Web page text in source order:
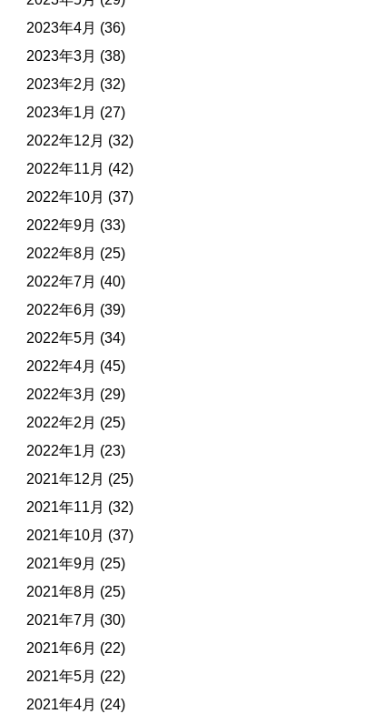
2023年4月 (36)
2023年3月 (38)
2023年2月 (32)
2023年1月 (27)
2022年12月 (32)
2022年11月 (42)
2022年10月 (37)
2022年9月 (33)
2022年8月 (25)
2022年7月 (40)
2022年6月 (39)
2022年5月 (34)
2022年4月 (45)
2022年3月 (29)
2022年2月 (25)
2022年1月 (23)
2021年12月 (25)
2021年11月 (32)
2021年10月 (37)
2021年9月 (25)
2021年8月 (25)
2021年7月 (30)
2021年6月 (22)
2021年5月 (22)
2021年4月 (24)